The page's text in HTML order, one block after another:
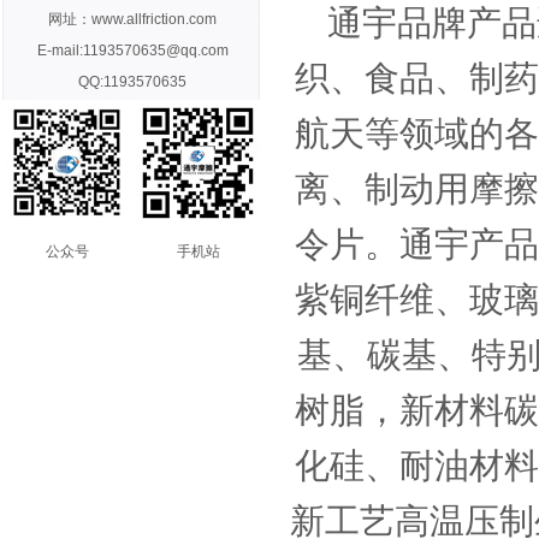
网址：www.allfriction.com
E-mail:1193570635@qq.com
QQ:1193570635
公众号 手机站
通宇品牌产
织、食品、制
航天等领域的
离、制动用摩
令片。通宇产
紫铜纤维、玻
基、碳基、特
树脂，新材料
化硅、耐油材
新工艺高温压